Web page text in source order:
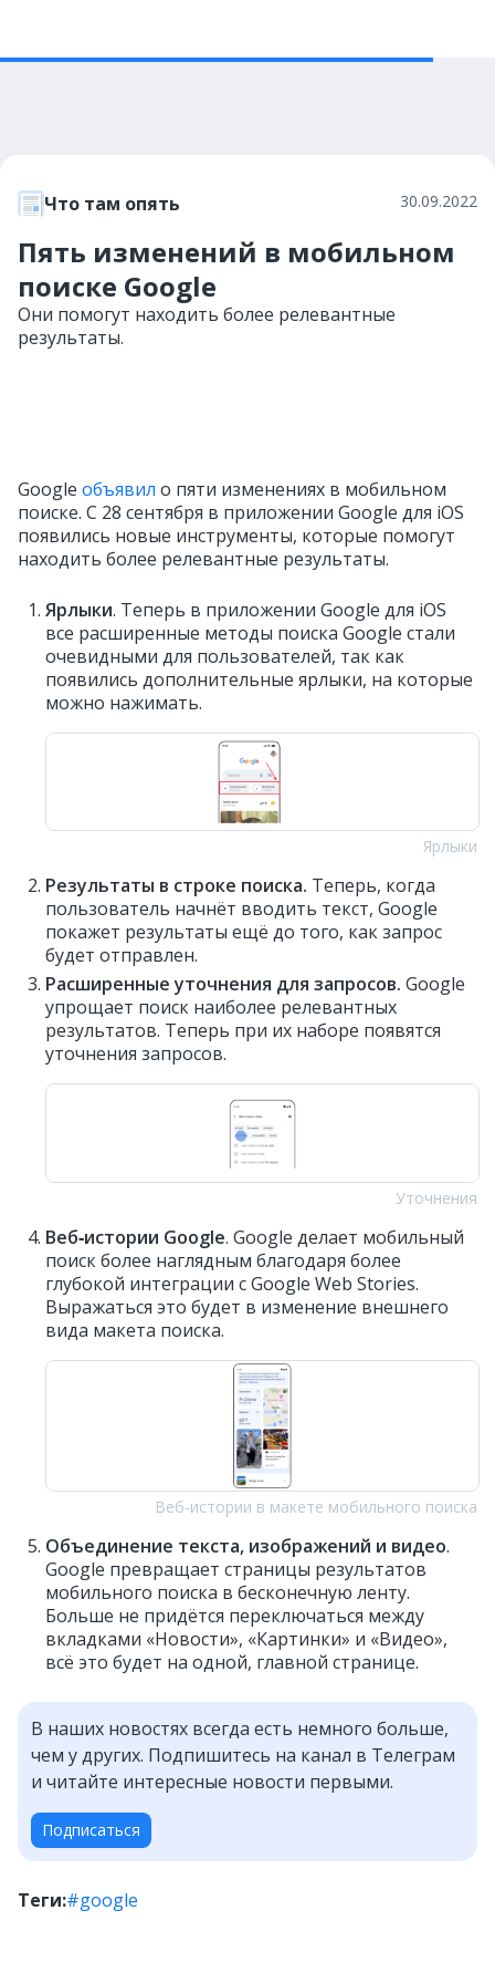
Что там опять 30.09.2022
Пять изменений в мобильном
поиске Google
Они помогут находить более релевантные
результаты.
Google объявил о пяти изменениях в мобильном
поиске. С 28 сентября в приложении Google для iOS
появились новые инструменты, которые помогут
находить более релевантные результаты.
Ярлыки. Теперь в приложении Google для iOS
все расширенные методы поиска Google стали
очевидными для пользователей, так как
появились дополнительные ярлыки, на которые
можно нажимать.
Ярлыки
Результаты в строке поиска. Теперь, когда
пользователь начнёт вводить текст, Google
покажет результаты ещё до того, как запрос
будет отправлен.
Расширенные уточнения для запросов. Google
упрощает поиск наиболее релевантных
результатов. Теперь при их наборе появятся
уточнения запросов.
Уточнения
Веб‑истории Google. Google делает мобильный
поиск более наглядным благодаря более
глубокой интеграции с Google Web Stories.
Выражаться это будет в изменение внешнего
вида макета поиска.
Веб‑истории в макете мобильного поиска
Объединение текста, изображений и видео.
Google превращает страницы результатов
мобильного поиска в бесконечную ленту.
Больше не придётся переключаться между
вкладками «Новости», «Картинки» и «Видео»,
всё это будет на одной, главной странице.
В наших новостях всегда есть немного больше,
чем у других. Подпишитесь на канал в Телеграм
и читайте интересные новости первыми.
Подписаться
Теги:#google